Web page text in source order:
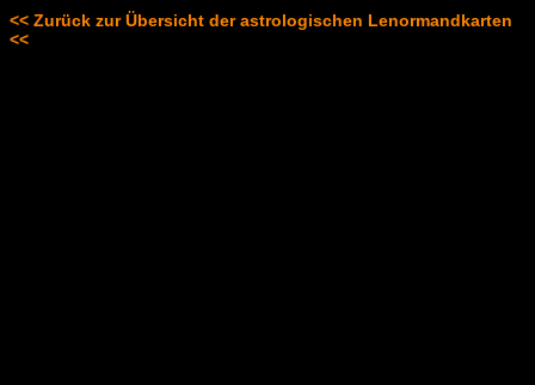
<< Zurück zur Übersicht der astrologischen Lenormandkarten
<<